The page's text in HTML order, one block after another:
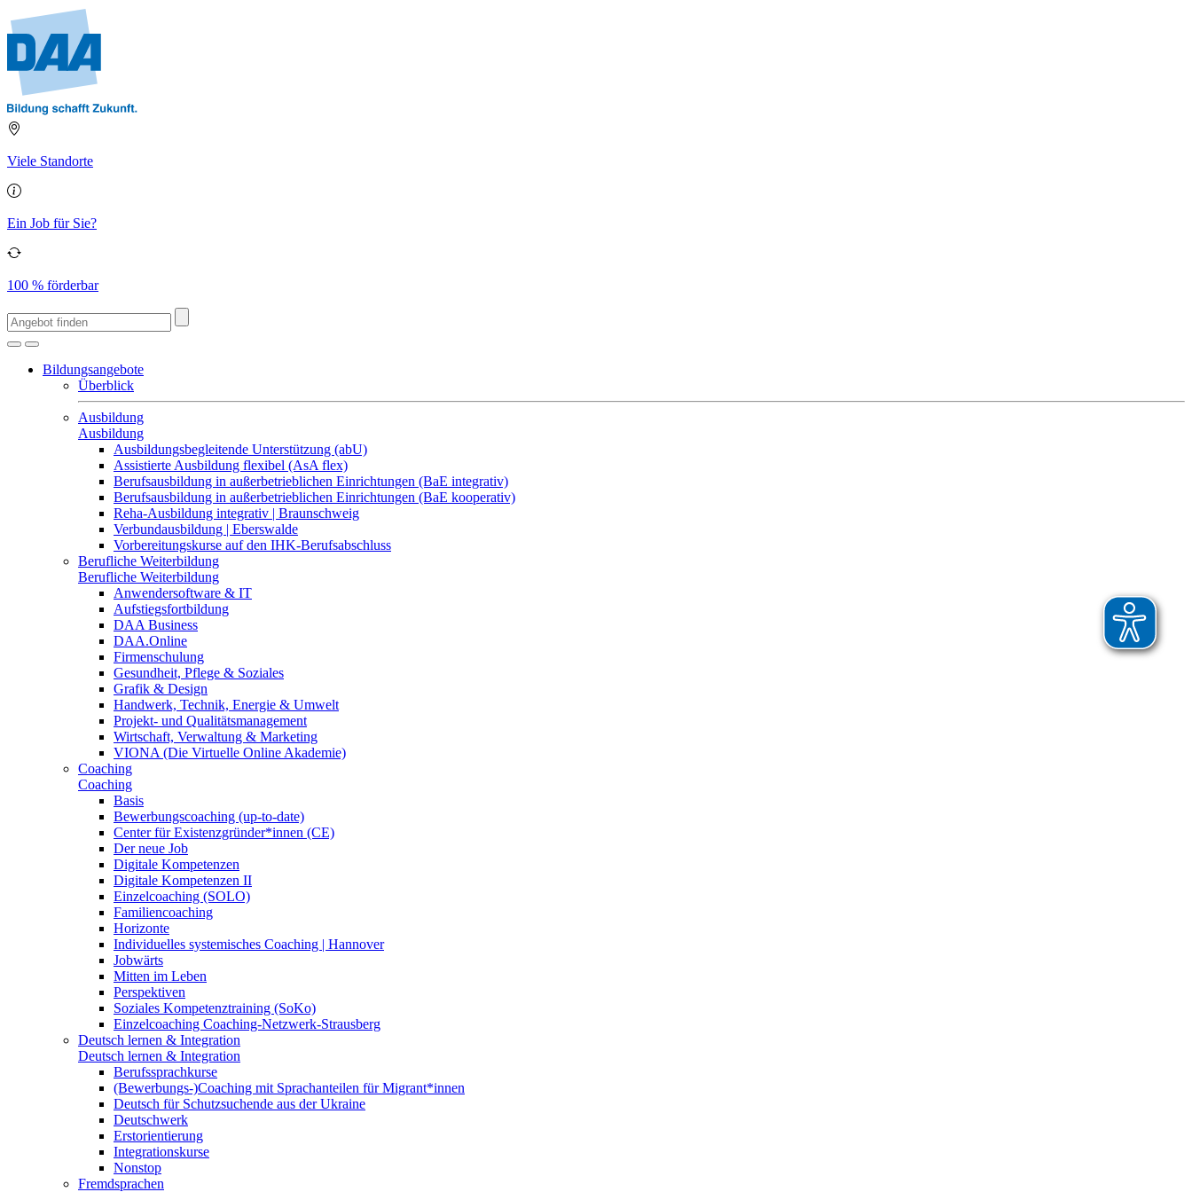
Viele Standorte
Ein Job für Sie?
100 % förderbar
Bildungsangebote
Überblick
Ausbildung
Ausbildung
Ausbildungsbegleitende Unterstützung (abU)
Assistierte Ausbildung flexibel (AsA flex)
Berufsausbildung in außerbetrieblichen Einrichtungen (BaE integrativ)
Berufsausbildung in außerbetrieblichen Einrichtungen (BaE kooperativ)
Reha-Ausbildung integrativ | Braunschweig
Verbundausbildung | Eberswalde
Vorbereitungskurse auf den IHK-Berufsabschluss
Berufliche Weiterbildung
Berufliche Weiterbildung
Anwendersoftware & IT
Aufstiegsfortbildung
DAA Business
DAA.Online
Firmenschulung
Gesundheit, Pflege & Soziales
Grafik & Design
Handwerk, Technik, Energie & Umwelt
Projekt- und Qualitätsmanagement
Wirtschaft, Verwaltung & Marketing
VIONA (Die Virtuelle Online Akademie)
Coaching
Coaching
Basis
Bewerbungscoaching (up-to-date)
Center für Existenzgründer*innen (CE)
Der neue Job
Digitale Kompetenzen
Digitale Kompetenzen II
Einzelcoaching (SOLO)
Familiencoaching
Horizonte
Individuelles systemisches Coaching | Hannover
Jobwärts
Mitten im Leben
Perspektiven
Soziales Kompetenztraining (SoKo)
Einzelcoaching Coaching-Netzwerk-Strausberg
Deutsch lernen & Integration
Deutsch lernen & Integration
Berufssprachkurse
(Bewerbungs-)Coaching mit Sprachanteilen für Migrant*innen
Deutsch für Schutzsuchende aus der Ukraine
Deutschwerk
Erstorientierung
Integrationskurse
Nonstop
Fremdsprachen